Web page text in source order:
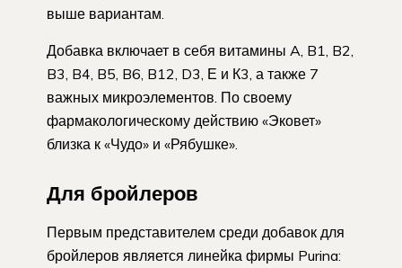
выше вариантам.
Добавка включает в себя витамины A, B1, B2,
B3, B4, B5, B6, B12, D3, Е и К3, а также 7
важных микроэлементов. По своему
фармакологическому действию «Эковет»
близка к «Чудо» и «Рябушке».
Для бройлеров
Первым представителем среди добавок для
бройлеров является линейка фирмы Purina: